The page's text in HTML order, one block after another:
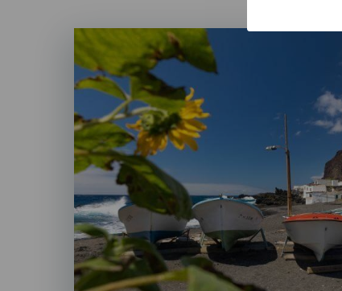
Imagen
Listado